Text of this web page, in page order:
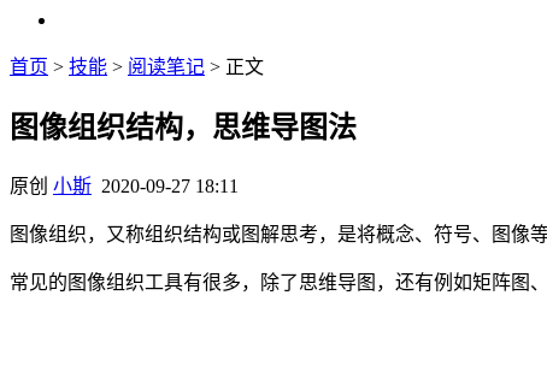
首页 > 技能 > 阅读笔记 > 正文
图像组织结构，思维导图法
原创 小斯 2020-09-27 18:11
图像组织，又称组织结构或图解思考，是将概念、符号、图像
常见的图像组织工具有很多，除了思维导图，还有例如矩阵图